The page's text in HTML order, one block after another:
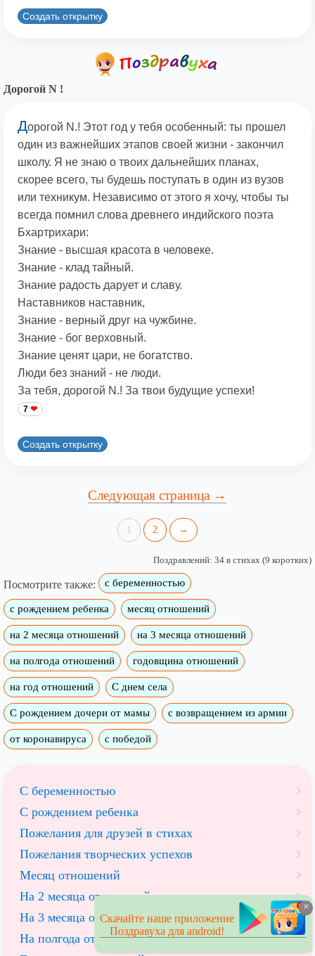
Создать открытку
Дорогой N !
Дорогой N.! Этот год у тебя особенный: ты прошел
один из важнейших этапов своей жизни - закончил
школу. Я не знаю о твоих дальнейших планах,
скорее всего, ты будешь поступать в один из вузов
или техникум. Независимо от этого я хочу, чтобы ты
всегда помнил слова древнего индийского поэта
Бхартрихари:
Знание - высшая красота в человеке.
Знание - клад тайный.
Знание радость дарует и славу.
Наставников наставник,
Знание - верный друг на чужбине.
Знание - бог верховный.
Знание ценят цари, не богатство.
Люди без знаний - не люди.
За тебя, дорогой N.! За твои будущие успехи!
7
Создать открытку
Следующая страница →
1 2 →
Поздравлений: 34 в стихах (9 коротких)
Посмотрите также: с беременностью
с рождением ребенка месяц отношений
на 2 месяца отношений на 3 месяца отношений
на полгода отношений годовщина отношений
на год отношений С днем села
С рождением дочери от мамы с возвращением из армии
от коронавируса с победой
С беременностью
С рождением ребенка
Пожелания для друзей в стихах
Пожелания творческих успехов
Месяц отношений
На 2 месяца отношений
На 3 месяца отношений
На полгода отношений
×
Скачайте наше приложение
Поздравуха для android!